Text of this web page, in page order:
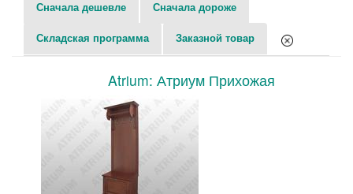
Сначала дешевле Сначала дороже
Складская программа Заказной товар
Atrium: Атриум Прихожая